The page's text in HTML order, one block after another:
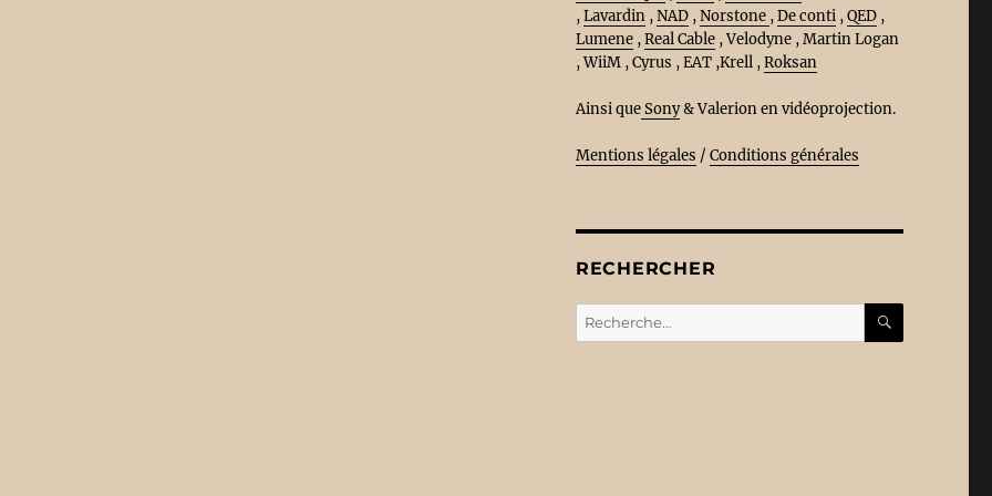
,Lavardin,NAD,Norstone ,De conti,QED,
Lumene,Real Cable, Velodyne , Martin Logan
, WiiM , Cyrus , EAT ,Krell ,Roksan
Ainsi queSony& Valerion en vidéoprojection.
Mentions légales / Conditions générales
RECHERCHER
Recherche
pour :